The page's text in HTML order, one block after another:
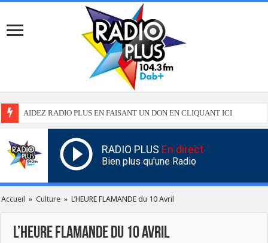
AIDEZ RADIO PLUS EN FAISANT UN DON EN CLIQUANT ICI
RADIO PLUS En direct
Bien plus qu'une Radio
Accueil » Culture » L’HEURE FLAMANDE du 10 Avril
L’HEURE FLAMANDE du 10 Avril